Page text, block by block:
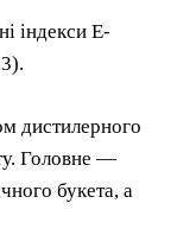
індекси E-
дистилерного
Головне —
букета, а